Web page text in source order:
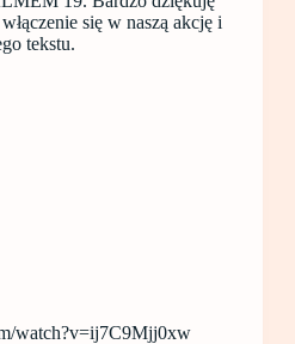
się w naszą akcję i
tekstu.
watch?v=ij7C9Mjj0xw